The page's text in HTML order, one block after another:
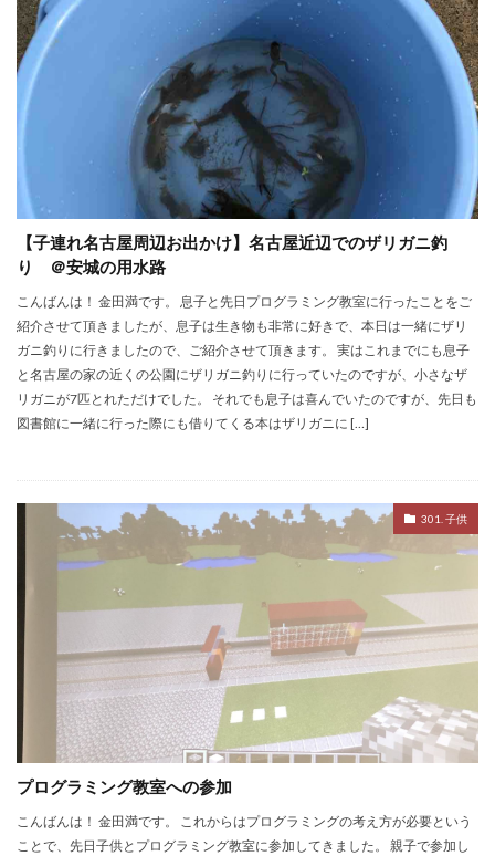
【子連れ名古屋周辺お出かけ】名古屋近辺でのザリガニ釣
り ＠安城の用水路
こんばんは！ 金田満です。 息子と先日プログラミング教室に行ったことをご
紹介させて頂きましたが、息子は生き物も非常に好きで、本日は一緒にザリ
ガニ釣りに行きましたので、ご紹介させて頂きます。 実はこれまでにも息子
と名古屋の家の近くの公園にザリガニ釣りに行っていたのですが、小さなザ
リガニが7匹とれただけでした。 それでも息子は喜んでいたのですが、先日も
図書館に一緒に行った際にも借りてくる本はザリガニに […]
301. 子供
プログラミング教室への参加
こんばんは！ 金田満です。 これからはプログラミングの考え方が必要という
ことで、先日子供とプログラミング教室に参加してきました。 親子で参加し